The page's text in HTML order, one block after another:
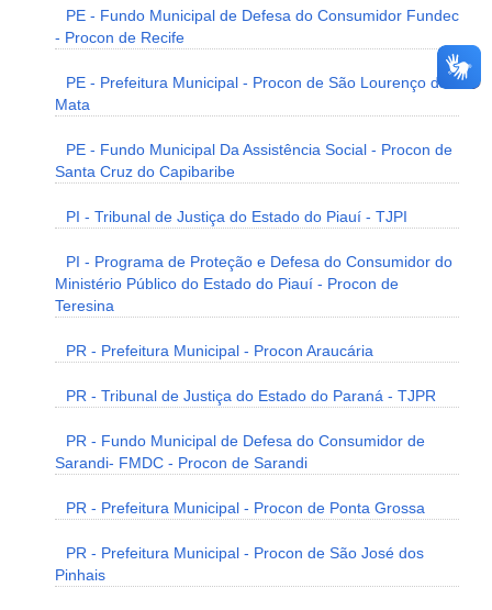
PE - Fundo Municipal de Defesa do Consumidor Fundec
- Procon de Recife
PE - Prefeitura Municipal - Procon de São Lourenço da
Mata
PE - Fundo Municipal Da Assistência Social - Procon de
Santa Cruz do Capibaribe
PI - Tribunal de Justiça do Estado do Piauí - TJPI
PI - Programa de Proteção e Defesa do Consumidor do
Ministério Público do Estado do Piauí - Procon de
Teresina
PR - Prefeitura Municipal - Procon Araucária
PR - Tribunal de Justiça do Estado do Paraná - TJPR
PR - Fundo Municipal de Defesa do Consumidor de
Sarandi- FMDC - Procon de Sarandi
PR - Prefeitura Municipal - Procon de Ponta Grossa
PR - Prefeitura Municipal - Procon de São José dos
Pinhais